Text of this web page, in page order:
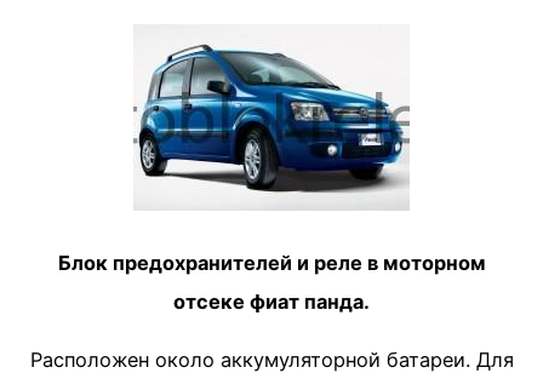
Блок предохранителей и реле в моторном
отсеке фиат панда.
Расположен около аккумуляторной батареи. Для